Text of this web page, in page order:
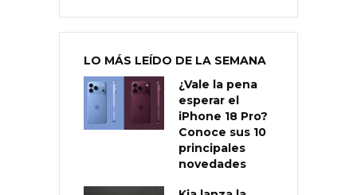
LO MÁS LEÍDO DE LA SEMANA
¿Vale la pena
esperar el
iPhone 18 Pro?
Conoce sus 10
principales
novedades